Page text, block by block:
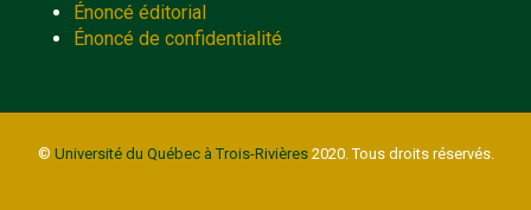
Énoncé éditorial
Énoncé de confidentialité
© Université du Québec à Trois-Rivières2020. Tous droits réservés.